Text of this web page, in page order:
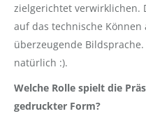
zielgerichtet verwirklichen.
auf das technische
überzeugende
natürlich :).
Welche Rolle spielt die
gedruckter Form?